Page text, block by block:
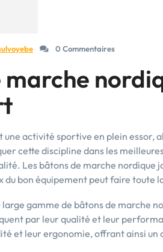
0 Commentaires
une activité sportive en plein
cette discipline dans les
Les bâtons de marche nordique
du bon équipement peut faire toute
gamme de bâtons de marche
par leur qualité et leur
et leur ergonomie, offrant ainsi